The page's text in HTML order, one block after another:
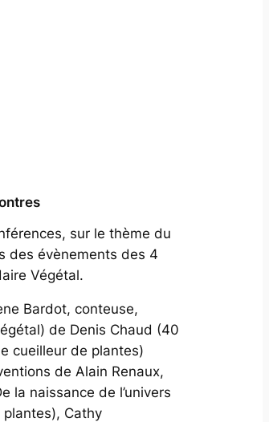
sur le thème du
des évènements des 4
Végétal.
Bardot, conteuse,
de Denis Chaud (40
cueilleur de plantes)
de Alain Renaux,
la naissance de l’univers
Cathy